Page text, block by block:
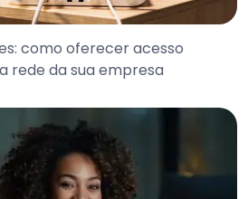
como oferecer acesso
rede da sua empresa